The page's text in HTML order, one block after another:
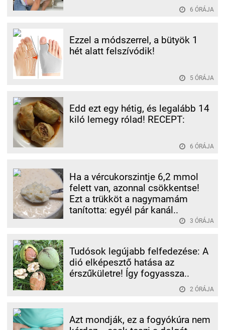
6 ÓRÁJA
Ezzel a módszerrel, a bütyök 1
hét alatt felszívódik!
5 ÓRÁJA
Edd ezt egy hétig, és legalább 14
kiló lemegy rólad! RECEPT:
6 ÓRÁJA
Ha a vércukorszintje 6,2 mmol
felett van, azonnal csökkentse!
Ezt a trükköt a nagymamám
tanította: egyél pár kanál..
3 ÓRÁJA
Tudósok legújabb felfedezése: A
dió elképesztő hatása az
érszűkületre! Így fogyassza..
2 ÓRÁJA
Azt mondják, ez a fogyókúra nem